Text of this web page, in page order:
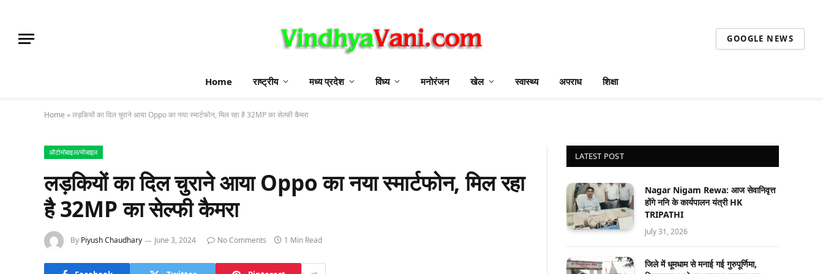
GOOGLE NEWS
Home राष्ट्रीय मध्य प्रदेश विंध्य मनोरंजन खेल स्वास्थ्य अपराध शिक्षा
Home »लड़कियों का दिल चुराने आया Oppo का नया स्मार्टफोन, मिल रहा है 32MP का सेल्फी कैमरा
ऑटोमोबाइल/मोबाइल
लड़कियों का दिल चुराने आया Oppo का नया स्मार्टफोन, मिल रहा
है 32MP का सेल्फी कैमरा
By Piyush Chaudhary June 3, 2024 No Comments 1 Min Read
LATEST POST
Nagar Nigam Rewa: आज सेवानिवृत्त
होंगे ननि के कार्यपालन यंत्री HK
TRIPATHI
July 31, 2026
जिले में धूमधाम से मनाई गई गुरुपूर्णिमा,